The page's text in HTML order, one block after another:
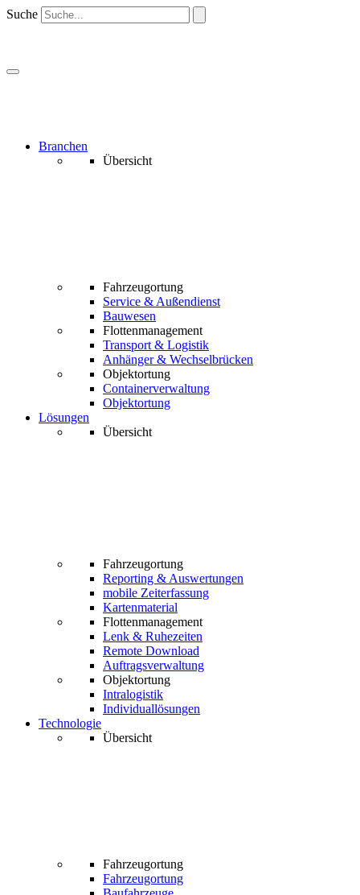
Suche
Branchen
Übersicht
Fahrzeugortung
Service & Außendienst
Bauwesen
Flottenmanagement
Transport & Logistik
Anhänger & Wechselbrücken
Objektortung
Containerverwaltung
Objektortung
Lösungen
Übersicht
Fahrzeugortung
Reporting & Auswertungen
mobile Zeiterfassung
Kartenmaterial
Flottenmanagement
Lenk & Ruhezeiten
Remote Download
Auftragsverwaltung
Objektortung
Intralogistik
Individuallösungen
Technologie
Übersicht
Fahrzeugortung
Fahrzeugortung